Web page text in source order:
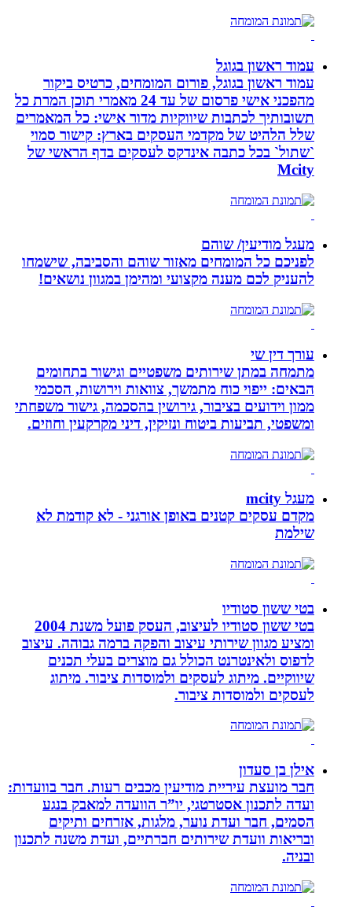
עמוד ראשון בגוגל
עמוד ראשון בגוגל, פורום המומחים, כרטיס ביקור
מהפכני אישי פרסום של עד 24 מאמרי תוכן המרת כל
תשובותיך לכתבות שיווקיות מדור אישי: כל המאמרים
שלל הלהיט של מקדמי העסקים בארץ: קישור סמוי
`שתול` בכל כתבה אינדקס לעסקים בדף הראשי של
Mcity
מעגל מודיעין/ שוהם
לפניכם כל המומחים מאזור שוהם והסביבה, שישמחו
להעניק לכם מענה מקצועי ומהימן במגוון נושאים!
עורך דין שי
מתמחה במתן שירותים משפטיים וגישור בתחומים
הבאים: ייפוי כוח מתמשך, צוואות וירושות, הסכמי
ממון וידועים בציבור, גירושין בהסכמה, גישור משפחתי
ומשפטי, תביעות ביטוח ונזיקין, דיני מקרקעין וחוזים.
מעגל mcity
מקדם עסקים קטנים באופן אורגני - לא קודמת לא
שילמת
בטי ששון סטודיו
בטי ששון סטודיו לעיצוב, העסק פועל משנת 2004
ומציע מגוון שירותי עיצוב והפקה ברמה גבוהה. עיצוב
לדפוס ולאינטרנט הכולל גם מוצרים בעלי תכנים
שיווקיים. מיתוג לעסקים ולמוסדות ציבור. מיתוג
לעסקים ולמוסדות ציבור.
אילן בן סעדון
חבר מועצת עיריית מודיעין מכבים רעות. חבר בוועדות:
ועדה לתכנון אסטרטגי, יו”ר הוועדה למאבק בנגע
הסמים, חבר ועדת נוער, מלגות, אזרחים ותיקים
ובריאות וועדת שירותים חברתיים, ועדת משנה לתכנון
ובניה.